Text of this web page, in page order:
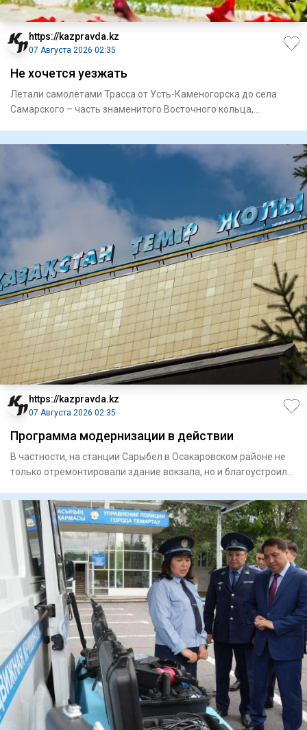
https://kazpravda.kz
07 Августа 2026 02:35
Не хочется уезжать
Летали самолетами Трасса от Усть-Каменогорска до села
Самарского – часть знаменитого Восточного кольца,
https://kazpravda.kz
07 Августа 2026 02:35
Программа модернизации в действии
В частности, на станции Сарыбел в Осакаровском районе не
только отремонтировали здание вокзала, но и благоустроили